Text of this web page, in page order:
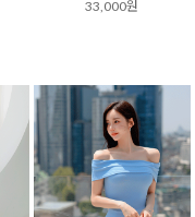
33,000원